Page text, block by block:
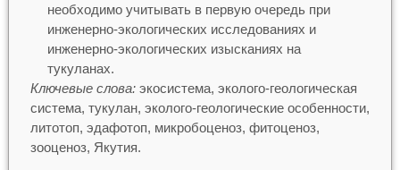
необходимо учитывать в первую очередь при
инженерно-экологических исследованиях и
инженерно-экологических изысканиях на
тукуланах.
Ключевые слова:экосистема, эколого-геологическая
система, тукулан, эколого-геологические особенности,
литотоп, эдафотоп, микробоценоз, фитоценоз,
зооценоз, Якутия.